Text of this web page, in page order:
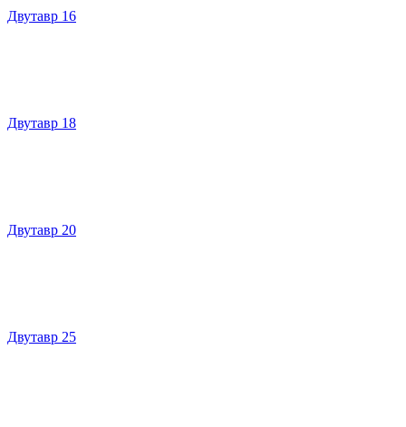
Двутавр 16
Двутавр 18
Двутавр 20
Двутавр 25